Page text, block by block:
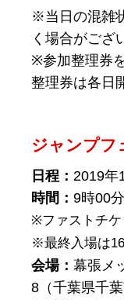
※当日の混雑
く場合がござ
※参加整理券
整理券は各日
ジャンプフ
日程： 2019年
時間： 9時00
※ファストチケ
※最終入場は
会場： 幕張メ
8（千葉県千